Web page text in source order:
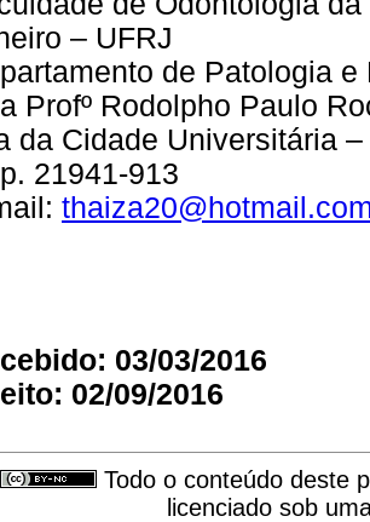
– UFRJ
de Patologia
Profº Rodolpho Paulo
da Cidade Universitária
21941-913
03/03/2016
02/09/2016
Todo o conteúdo deste
licenciado sob